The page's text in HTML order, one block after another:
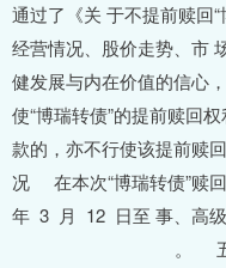
通过了《关 于不提前赎回
经营情况、股价走势、市
健发展与内在价值的信心
使“博瑞转债”的提前赎回
款的，亦不行使该提前赎
况 在本次“博瑞转债”赎
年 3 月 12 日至 事、高级
。 五、风险提